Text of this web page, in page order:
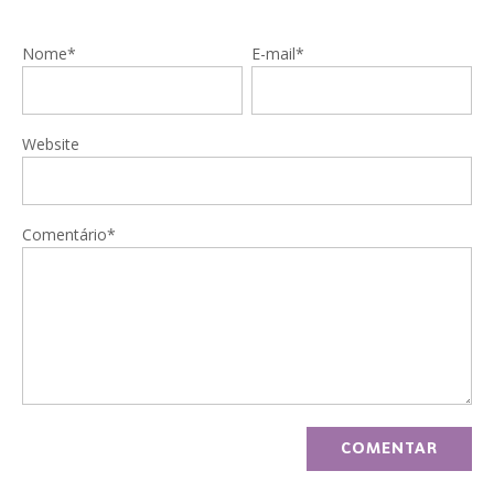
Nome* E-mail*
Website
Comentário*